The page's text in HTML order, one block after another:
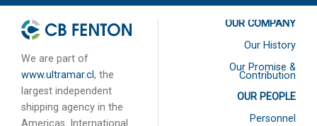
We are part of
www.ultramar.cl, the
largest independent
shipping agency in the
Americas. International
OUR COMPANY
Our History
Our Promise &
Contribution
OUR PEOPLE
Personnel